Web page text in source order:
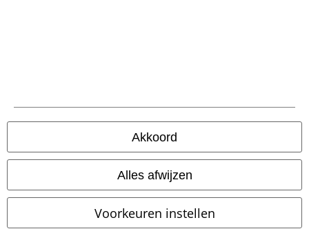
Akkoord
Alles afwijzen
Voorkeuren instellen
Word lid van onze online community!